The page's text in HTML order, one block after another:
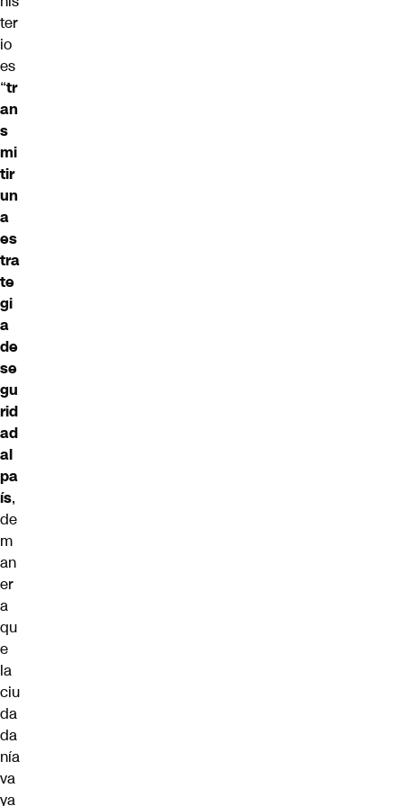
ter
io
es
“tr
an
s
mi
tir
un
a
es
tra
te
gi
a
de
se
gu
rid
ad
al
pa
ís,
de
m
an
er
a
qu
e
la
ciu
da
da
nía
va
ya